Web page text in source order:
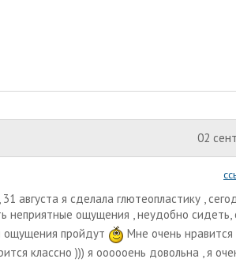
02
августа я сделала глютеопластику ,
неприятные ощущения , неудобно сидеть,
ощущения пройдут
Мне очень
классно ))) я оооооень довольна , я